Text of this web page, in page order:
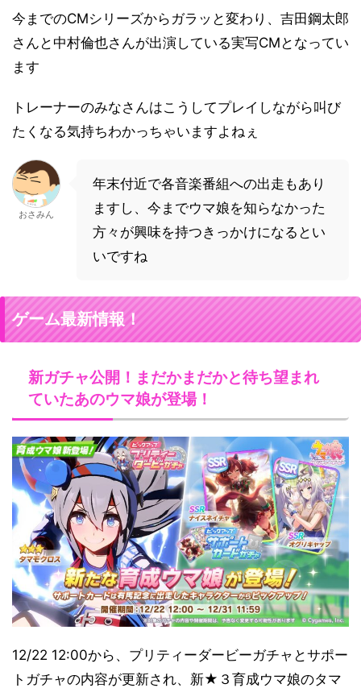
今までのCMシリーズからガラッと変わり、吉田鋼太郎
さんと中村倫也さんが出演している実写CMとなってい
ます
トレーナーのみなさんはこうしてプレイしながら叫び
たくなる気持ちわかっちゃいますよねぇ
おさみん
年末付近で各音楽番組への出走もあり
ますし、今までウマ娘を知らなかった
方々が興味を持つきっかけになるとい
いですね
ゲーム最新情報！
新ガチャ公開！まだかまだかと待ち望まれ
ていたあのウマ娘が登場！
12/22 12:00から、プリティーダービーガチャとサポー
トガチャの内容が更新され、新★３育成ウマ娘のタマ